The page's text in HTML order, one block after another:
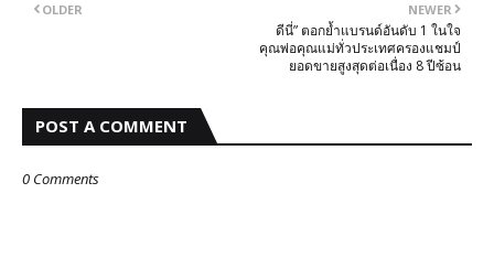
NEWER
ดีนี่” ตอกย้ำแบรนด์อันดับ 1 ในใจ
คุณพ่อคุณแม่ทั่วประเทศครองแชมป์
ยอดขายสูงสุดต่อเนื่อง 8 ปีซ้อน
OLDER
POST A COMMENT
0 Comments